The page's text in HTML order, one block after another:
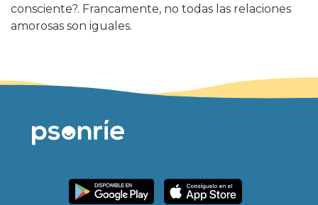
consciente?. Francamente, no todas las relaciones
amorosas son iguales.